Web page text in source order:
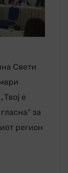
Свети
е
за
регион